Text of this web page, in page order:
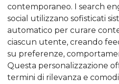
contemporaneo. I search
social utilizzano sofisticati
automatico per curare
ciascun utente, creando
su preferenze,
Questa personalizzazione
termini di rilevanza e